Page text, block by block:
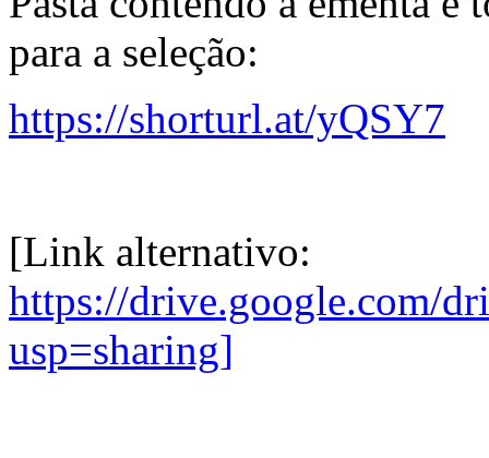
para a seleção:
https://shorturl.at/yQSY7
[Link alternativo:
https://drive.google.com/
usp=sharing]